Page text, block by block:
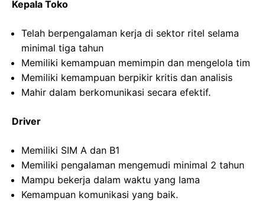
Kepala Toko
Telah berpengalaman kerja di sektor ritel selama
minimal tiga tahun
Memiliki kemampuan memimpin dan mengelola tim
Memiliki kemampuan berpikir kritis dan analisis
Mahir dalam berkomunikasi secara efektif.
Driver
Memiliki SIM A dan B1
Memiliki pengalaman mengemudi minimal 2 tahun
Mampu bekerja dalam waktu yang lama
Kemampuan komunikasi yang baik.